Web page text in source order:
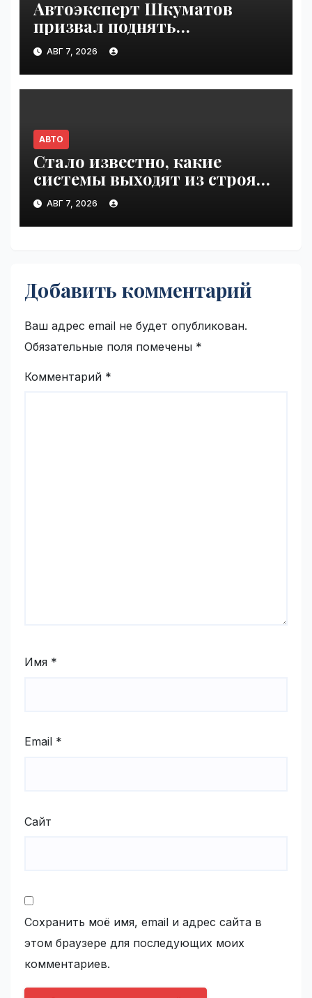
Автоэксперт Шкуматов
призвал поднять
разрешённую скорость на
дорогах России | VseTime.ru
АВГ 7, 2026
АВТО
Стало известно, какие
системы выходят из строя
при 100°C под капотом |
VseTime.ru
АВГ 7, 2026
Добавить комментарий
Ваш адрес email не будет опубликован.
Обязательные поля помечены *
Комментарий *
Имя *
Email *
Сайт
Сохранить моё имя, email и адрес сайта в
этом браузере для последующих моих
комментариев.